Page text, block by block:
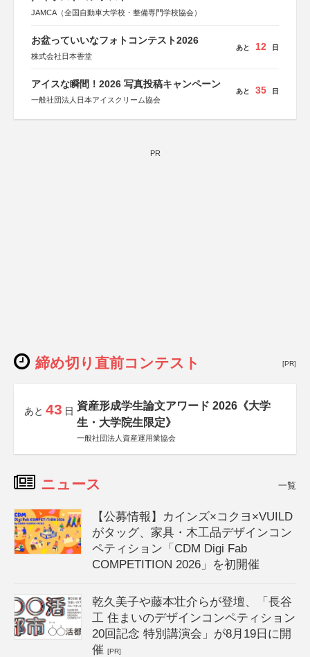
JAMCA（全国自動車大学校・整備専門学校協会）
お盆っていいなフォトコンテスト2026
株式会社日本香堂
あと 12 日
アイスな瞬間！2026 写真投稿キャンペーン
一般社団法人日本アイスクリーム協会
あと 35 日
PR
締め切り直前コンテスト [PR]
あと 43 日 資産形成学生論文アワード 2026《大学
生・大学院生限定》
一般社団法人資産運用業協会
ニュース 一覧
【公募情報】カインズ×コクヨ×VUILD
がタッグ、家具・木工品デザインコン
ペティション「CDM Digi Fab
COMPETITION 2026」を初開催
乾久美子や藤本壮介らが登壇、「長谷
工 住まいのデザインコンペティション
20回記念 特別講演会」が8月19日に開
催[PR]